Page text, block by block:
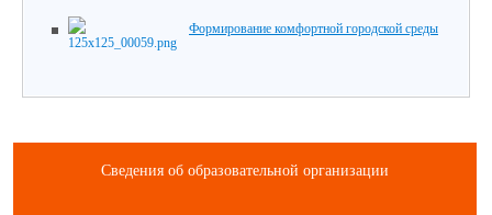
Формирование комфортной городской среды
Сведения об образовательной организации